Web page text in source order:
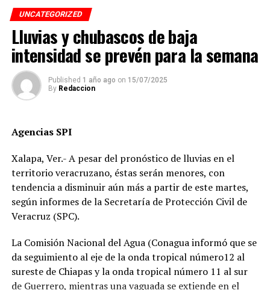
en la avenida 12, entre calles 7 y 9, en la colonia Centro,
cuando se dirigía a descargar mercancía en el mercado
Revolución.
Pese a que el presunto responsable fue detenido,
familiares de la víctima denuncian que la investigación
fue manipulada.
de alterar la escena del accidente y orientar el peritaje
liberación del operador del camión.
Además, acusan que las solicitudes de videos de las
cámaras del C4, así como de comercios y viviendas
cercanas, han sido ignoradas o negadas. Testigos
por temor a represalias.
“Hoy fue mi Abraham,
UNCATEGORIZED
Lluvias y chubascos de baja
intensidad se prevén para la semana
Published 1 año ago on 15/07/2025
By Redaccion
Agencias SPI
Xalapa, Ver.- A pesar del pronóstico de lluvias en el
territorio veracruzano, éstas serán menores, con
tendencia a disminuir aún más a partir de este martes,
según informes de la Secretaría de Protección Civil de
Veracruz (SPC).
La Comisión Nacional del Agua (Conagua informó que se
da seguimiento al eje de la onda tropical número12 al
sureste de Chiapas y la onda tropical número 11 al sur
de Guerrero, mientras una vaguada se extiende en el